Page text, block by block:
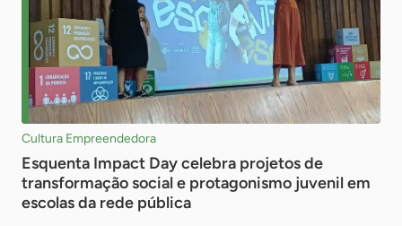
Cultura Empreendedora
Esquenta Impact Day celebra projetos de
transformação social e protagonismo juvenil em
escolas da rede pública